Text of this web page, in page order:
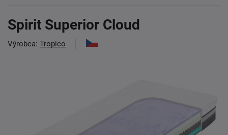
Spirit Superior Cloud
Výrobca: Tropico